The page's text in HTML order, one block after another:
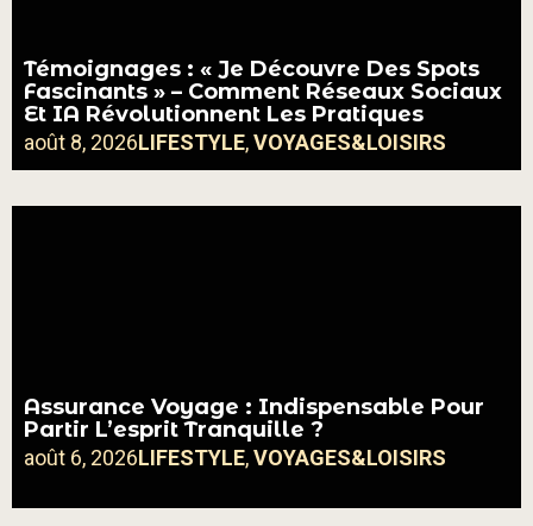
Témoignages : « Je Découvre Des Spots
Fascinants » – Comment Réseaux Sociaux
Et IA Révolutionnent Les Pratiques
août 8, 2026LIFESTYLE,VOYAGES&LOISIRS
Assurance Voyage : Indispensable Pour
Partir L’esprit Tranquille ?
août 6, 2026LIFESTYLE,VOYAGES&LOISIRS